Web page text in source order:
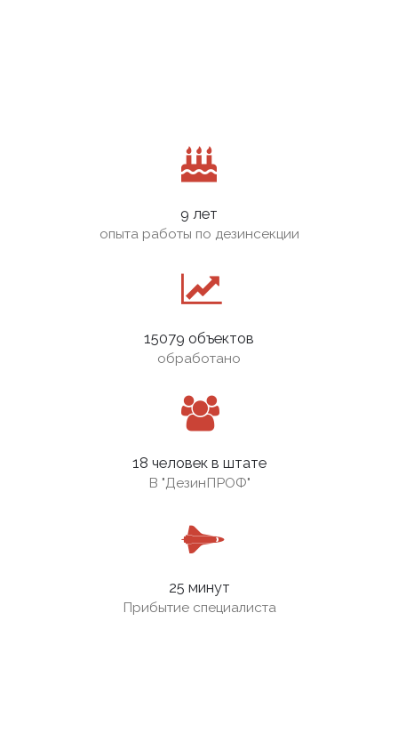
9 лет
опыта работы по дезинсекции
15079 объектов
обработано
18 человек в штате
В "ДезинПРОФ"
25 минут
Прибытие специалиста